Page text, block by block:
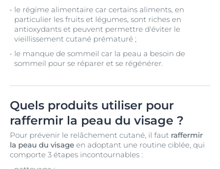
le régime alimentaire car certains aliments, en
particulier les fruits et légumes, sont riches en
antioxydants et peuvent permettre d'éviter le
vieillissement cutané prématuré ;
le manque de sommeil car la peau a besoin de
sommeil pour se réparer et se régénérer.
Quels produits utiliser pour
raffermir la peau du visage ?
Pour prévenir le relâchement cutané, il faut raffermir
la peau du visage en adoptant une routine ciblée, qui
comporte 3 étapes incontournables :